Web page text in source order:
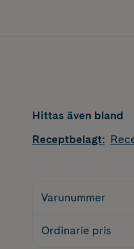
Hittas även bland
Receptbelagt:
Varunummer
Ordinarie pris